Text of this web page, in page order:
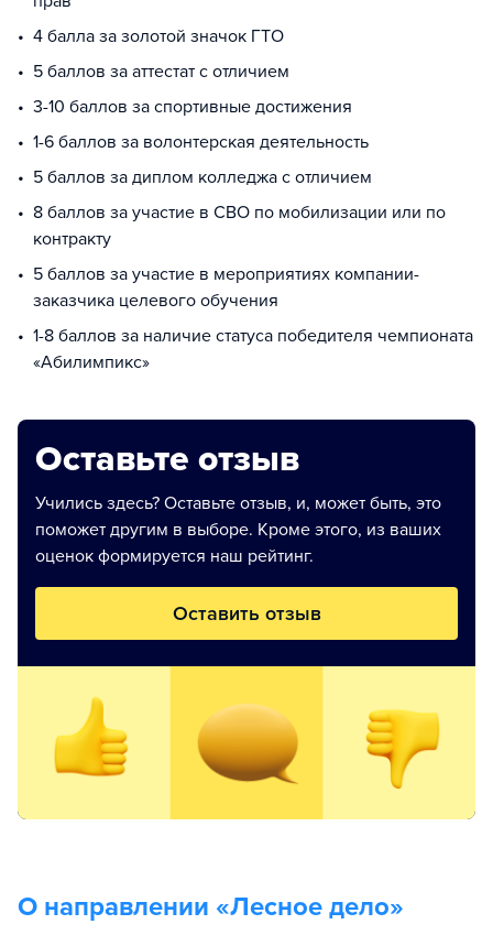
4 балла за золотой значок ГТО
5 баллов за аттестат с отличием
3-10 баллов за спортивные достижения
1-6 баллов за волонтерская деятельность
5 баллов за диплом колледжа с отличием
8 баллов за участие в СВО по мобилизации или по
контракту
5 баллов за участие в мероприятиях компании-
заказчика целевого обучения
1-8 баллов за наличие статуса победителя чемпионата
«Абилимпикс»
Оставьте отзыв
Учились здесь? Оставьте отзыв, и, может быть, это
поможет другим в выборе. Кроме этого, из ваших
оценок формируется наш рейтинг.
Оставить отзыв
О направлении «Лесное дело»